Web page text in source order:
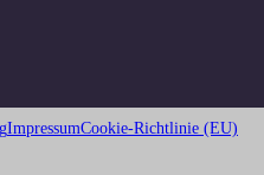
ImpressumCookie-Richtlinie (EU)